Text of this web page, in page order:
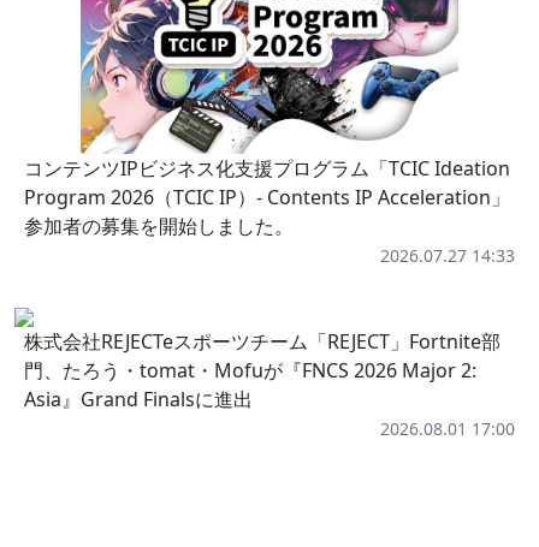
コンテンツIPビジネス化支援プログラム「TCIC Ideation
Program 2026（TCIC IP）- Contents IP Acceleration」
参加者の募集を開始しました。
2026.07.27 14:33
株式会社REJECTeスポーツチーム「REJECT」Fortnite部
門、たろう・tomat・Mofuが『FNCS 2026 Major 2:
Asia』Grand Finalsに進出
2026.08.01 17:00